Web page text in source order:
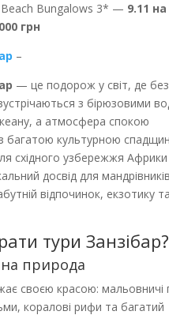
Beach Bungalows 3* — 9.11 на
грн
–
— це подорож у світ, де
з бірюзовими
а атмосфера спокою
багатою культурною
східного узбережжя Африки
досвід для
відпочинок, екзотику
тури Занзібар?
природа
своєю красою: мальовничі
коралові рифи та багатий